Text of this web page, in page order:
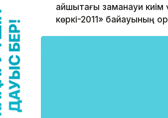
айшықтағы заманауи
көркі-2011» байқауының